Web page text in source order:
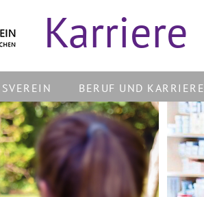
Karriere
BERUF UND KARRIERE